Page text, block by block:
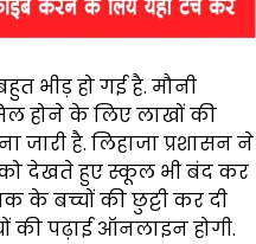
भीड़ हो गई है. मौनी
होने के लिए लाखों की
जारी है. लिहाजा प्रशासन ने
को देखते हुए स्कूल भी बंद कर
के बच्चों की छुट्टी कर दी
की पढ़ाई ऑनलाइन होगी.